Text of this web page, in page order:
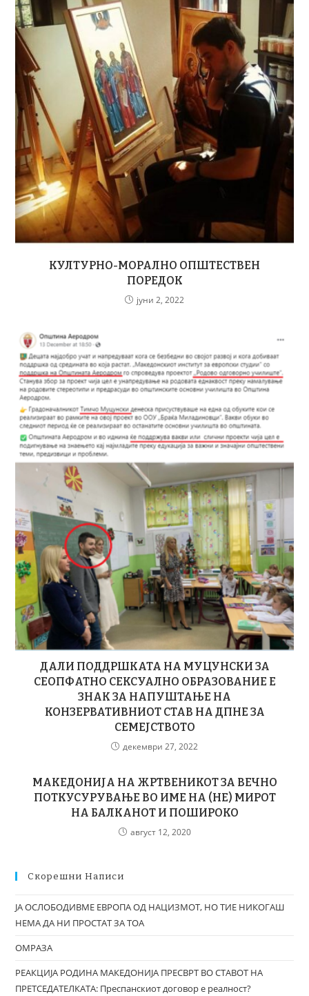
КУЛТУРНО-МОРАЛНО ОПШТЕСТВЕН
ПОРЕДОК
јуни 2, 2022
ДАЛИ ПОДДРШКАТА НА МУЦУНСКИ ЗА
СЕОПФАТНО СЕКСУАЛНО ОБРАЗОВАНИЕ Е
ЗНАК ЗА НАПУШТАЊЕ НА
КОНЗЕРВАТИВНИОТ СТАВ НА ДПНЕ ЗА
СЕМЕЈСТВОТО
декември 27, 2022
МАКЕДОНИЈА НА ЖРТВЕНИКОТ ЗА ВЕЧНО
ПОТКУСУРУВАЊЕ ВО ИМЕ НА (НЕ) МИРОТ
НА БАЛКАНОТ И ПОШИРОКО
август 12, 2020
Скорешни Написи
ЈА ОСЛОБОДИВМЕ ЕВРОПА ОД НАЦИЗМОТ, НО ТИЕ НИКОГАШ
НЕМА ДА НИ ПРОСТАТ ЗА ТОА
ОМРАЗА
РЕАКЦИЈА РОДИНА МАКЕДОНИЈА ПРЕСВРТ ВО СТАВОТ НА
ПРЕТСЕДАТЕЛКАТА: Преспанскиот договор е реалност?